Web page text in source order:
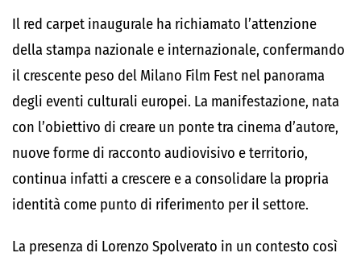
Il red carpet inaugurale ha richiamato l’attenzione
della stampa nazionale e internazionale, confermando
il crescente peso del Milano Film Fest nel panorama
degli eventi culturali europei. La manifestazione, nata
con l’obiettivo di creare un ponte tra cinema d’autore,
nuove forme di racconto audiovisivo e territorio,
continua infatti a crescere e a consolidare la propria
identità come punto di riferimento per il settore.
La presenza di Lorenzo Spolverato in un contesto così